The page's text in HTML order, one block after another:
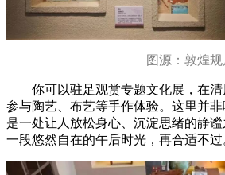
图源：敦煌规
你可以驻足观赏专题文化展，在
参与陶艺、布艺等手作体验。这里并
是一处让人放松身心、沉淀思绪的静
一段悠然自在的午后时光，再合适不过